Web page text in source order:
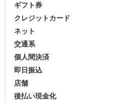
ギフト券
クレジットカード
ネット
交通系
個人間決済
即日振込
店舗
後払い現金化